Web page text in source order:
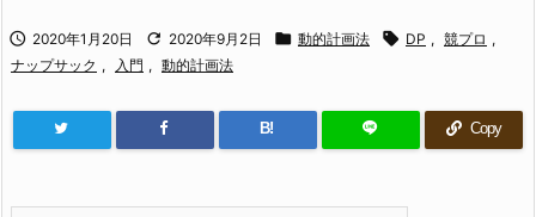
 2020年1月20日  2020年9月2日  動的計画法  DP , 競プロ ,
ナップサック , 入門 , 動的計画法
B! Copy